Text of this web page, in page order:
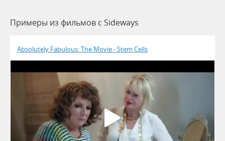
Примеры из фильмов c Sideways
Absolutely Fabulous: The Movie - Stem Cells